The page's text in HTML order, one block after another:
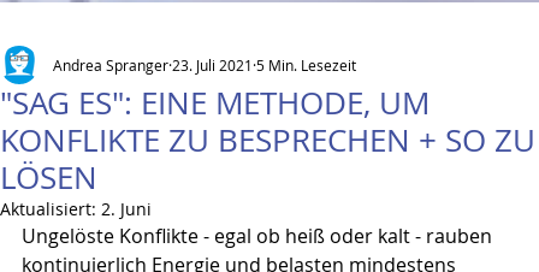
"SAG ES": EINE METHODE, UM
KONFLIKTE ZU BESPRECHEN + SO ZU
LÖSEN
Andrea Spranger 23. Juli 2021 5 Min. Lesezeit
Aktualisiert: 2. Juni
Ungelöste Konflikte - egal ob heiß oder kalt - rauben
kontinuierlich Energie und belasten mindestens